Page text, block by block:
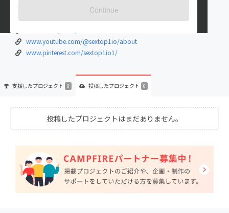
Continue
www.facebook.com/sextop1io/
www.youtube.com/@sextop1io/about
www.pinterest.com/sextop1io1/
支援したプロジェクト 0 投稿したプロジェクト 0
投稿したプロジェクトはまだありません。